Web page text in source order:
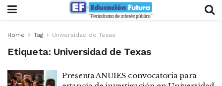
Home Tag Universidad de Texas
Etiqueta: Universidad de Texas
Presenta ANUIES convocatoria para